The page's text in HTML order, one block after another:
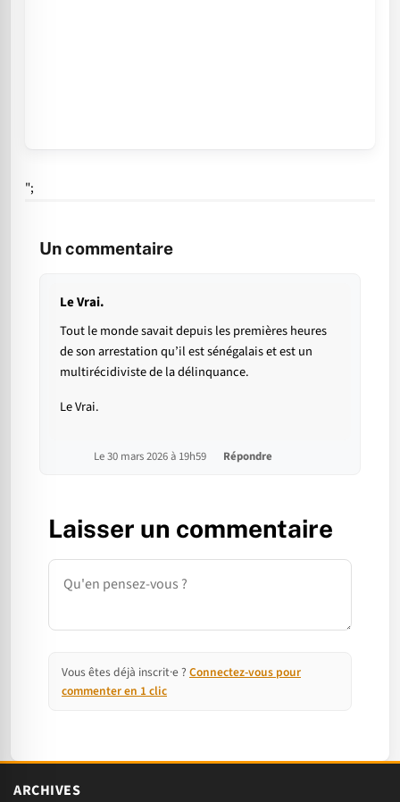
";
Un commentaire
Le Vrai.
Tout le monde savait depuis les premières heures
de son arrestation qu’il est sénégalais et est un
multirécidiviste de la délinquance.
Le Vrai.
Le 30 mars 2026 à 19h59 Répondre
Laisser un commentaire
Commentaire
Vous êtes déjà inscrit·e ? Connectez-vous pour
commenter en 1 clic
ARCHIVES